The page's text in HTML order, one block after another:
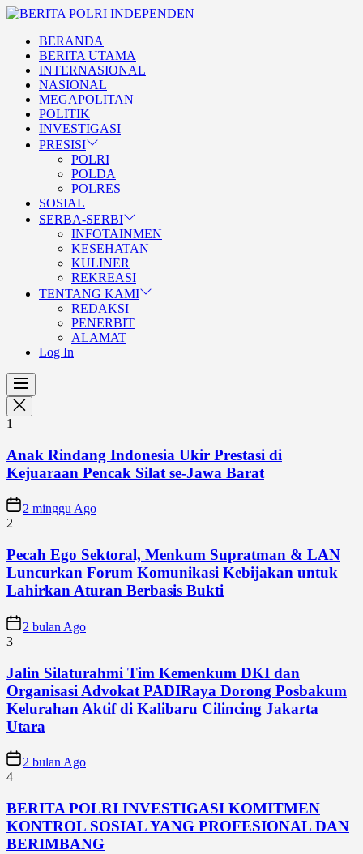
Skip
content
BERITA POLRI
INDEPENDEN
BERANDA
BERITA UTAMA
INTERNASIONAL
NASIONAL
MEGAPOLITAN
POLITIK
INVESTIGASI
PRESISI
POLRI
POLDA
POLRES
SOSIAL
SERBA-SERBI
INFOTAINMEN
KESEHATAN
KULINER
REKREASI
TENTANG KAMI
REDAKSI
PENERBIT
ALAMAT
Log In
1
Anak Rindang Indonesia Ukir Prestasi di
Kejuaraan Pencak Silat se-Jawa Barat
2 minggu Ago
2
Pecah Ego Sektoral, Menkum Supratman & LAN
Luncurkan Forum Komunikasi Kebijakan untuk
Lahirkan Aturan Berbasis Bukti
2 bulan Ago
3
Jalin Silaturahmi Tim Kemenkum DKI dan
Organisasi Advokat PADIRaya Dorong Posbakum
Kelurahan Aktif di Kalibaru Cilincing Jakarta
Utara
2 bulan Ago
4
BERITA POLRI INVESTIGASI KOMITMEN
KONTROL SOSIAL YANG PROFESIONAL DAN
BERIMBANG